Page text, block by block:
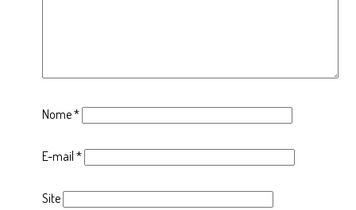
Nome*
E-mail *
Site